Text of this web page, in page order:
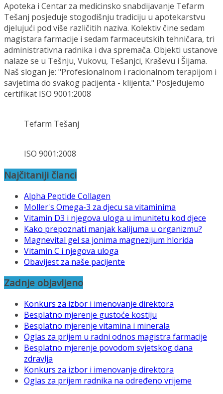
Apoteka i Centar za medicinsko snabdijavanje Tefarm
Tešanj posjeduje stogodišnju tradiciju u apotekarstvu
djelujući pod više različitih naziva. Kolektiv čine sedam
magistara farmacije i sedam farmaceutskih tehničara, tri
administrativna radnika i dva spremača. Objekti ustanove
nalaze se u Tešnju, Vukovu, Tešanjci, Kraševu i Šijama.
Naš slogan je: "Profesionalnom i racionalnom terapijom i
savjetima do svakog pacijenta - klijenta." Posjedujemo
certifikat ISO 9001:2008
Tefarm Tešanj
ISO 9001:2008
Najčitaniji članci
Alpha Peptide Collagen
Moller's Omega-3 za djecu sa vitaminima
Vitamin D3 i njegova uloga u imunitetu kod djece
Kako prepoznati manjak kalijuma u organizmu?
Magnevital gel sa jonima magnezijum hlorida
Vitamin C i njegova uloga
Obavijest za naše pacijente
Zadnje objavljeno
Konkurs za izbor i imenovanje direktora
Besplatno mjerenje gustoće kostiju
Besplatno mjerenje vitamina i minerala
Oglas za prijem u radni odnos magistra farmacije
Besplatno mjerenje povodom svjetskog dana
zdravlja
Konkurs za izbor i imenovanje direktora
Oglas za prijem radnika na određeno vrijeme